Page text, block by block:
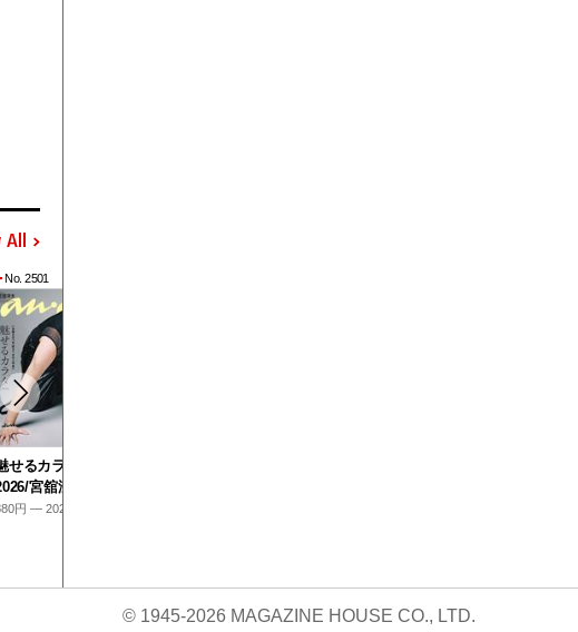
No. 2501
せるカラダ
宮舘涼太
円 — 2026.06.24
© 1945-2026 MAGAZINE HOUSE CO., LTD.